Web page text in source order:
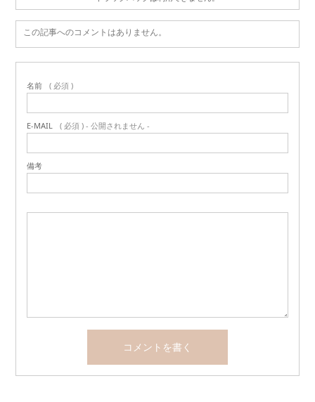
この記事へのコメントはありません。
名前 ( 必須 )
E-MAIL ( 必須 ) - 公開されません -
備考